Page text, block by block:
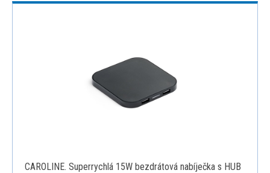
CAROLINE. Superrychlá 15W bezdrátová nabíječka s HUB